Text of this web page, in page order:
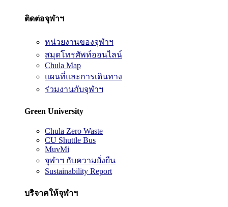
ติดต่อจุฬาฯ
หน่วยงานของจุฬาฯ
สมุดโทรศัพท์ออนไลน์
Chula Map
แผนที่และการเดินทาง
ร่วมงานกับจุฬาฯ
Green University
Chula Zero Waste
CU Shuttle Bus
MuvMi
จุฬาฯ กับความยั่งยืน
Sustainability Report
บริจาคให้จุฬาฯ